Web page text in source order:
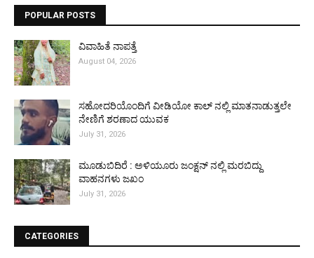
POPULAR POSTS
ವಿವಾಹಿತೆ ನಾಪತ್ತೆ
August 04, 2026
ಸಹೋದರಿಯೊಂದಿಗೆ ವೀಡಿಯೋ ಕಾಲ್ ನಲ್ಲಿ ಮಾತನಾಡುತ್ತಲೇ
ನೇಣಿಗೆ ಶರಣಾದ ಯುವಕ
July 31, 2026
ಮೂಡುಬಿದಿರೆ : ಅಳಿಯೂರು ಜಂಕ್ಷನ್ ನಲ್ಲಿ ಮರಬಿದ್ದು
ವಾಹನಗಳು ಜಖಂ
July 31, 2026
CATEGORIES